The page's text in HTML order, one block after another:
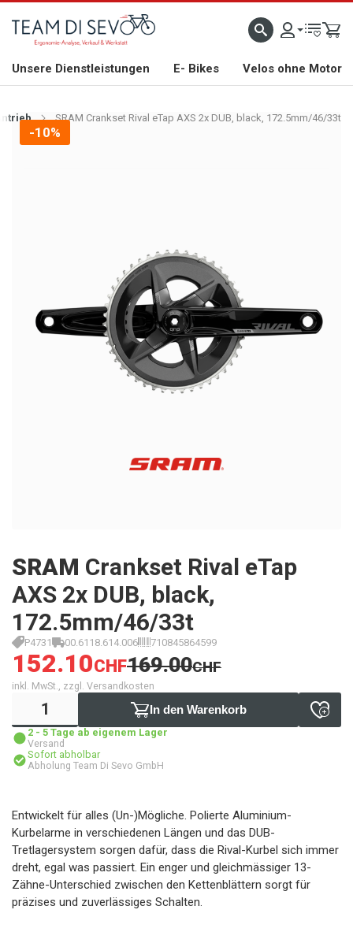
WILLKOMMEN GROSSE AUSWAHL AN RENNRÄDERN, GRAVEL, E-BIKES UND
Unsere Dienstleistungen E- Bikes Velos ohne Motor
SRAM Crankset Rival eTap AXS 2x DUB, black, 172.5mm/46/33t
-10%
SRAM Crankset Rival eTap
AXS 2x DUB, black,
172.5mm/46/33t
P4731 00.6118.614.006 710845864599
152.10CHF169.00CHF
inkl. MwSt., zzgl. Versandkosten
In den Warenkorb
2 - 5 Tage ab eigenem Lager
Versand
Sofort abholbar
Abholung Team Di Sevo GmbH
Entwickelt für alles (Un-)Mögliche. Polierte Aluminium-
Kurbelarme in verschiedenen Längen und das DUB-
Tretlagersystem sorgen dafür, dass die Rival-Kurbel sich immer
dreht, egal was passiert. Ein enger und gleichmässiger 13-
Zähne-Unterschied zwischen den Kettenblättern sorgt für
präzises und zuverlässiges Schalten.